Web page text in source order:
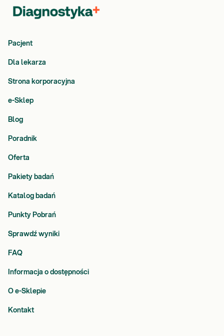
Pacjent
Dla lekarza
Strona korporacyjna
e-Sklep
Blog
Poradnik
Oferta
Pakiety badań
Katalog badań
Punkty Pobrań
Sprawdź wyniki
FAQ
Informacja o dostępności
O e-Sklepie
Kontakt